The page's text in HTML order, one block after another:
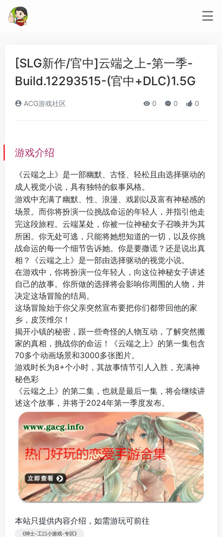
[SLG新作/官中]云端之上-第一季-
Build.12293515-(官中+DLC)1.5G
ACG游戏社区 0 0 0
游戏介绍
《云端之上》是一部幽默、古怪、轻松且由选择驱动的
成人视觉小说，具有独特的叙事风格。
游戏中充满了幽默、性、浪漫、戏剧以及富有神秘感的
场景。而你将扮演一位挑战命运的年轻人，并指引他走
完这段旅程。 云端某处，你被一位神秘女子召唤并为其
所困。你无处可逃，只能将她想知道的一切，以及你挑
战命运的每一个细节告诉她。你是要撒谎？还是说出真
相？《云端之上》是一部由选择驱动的视觉小说。
在游戏中，你将扮演一位年轻人，向这位神秘女子讲述
自己的故事。你所做的选择将会影响你周围的人物，并
决定这场冒险的结局。
这场冒险始于你父亲突然宣布要把你们都带回他的家
乡，皮茨维尔！
揭开小镇的秘密，跟一些奇怪的人物互动，了解突然搬
家的真相，挑战你的命运！《云端之上》的第一集包含
70多个动画场景和3000多张图片。
游戏时长为8+个小时，其故事情节引人入胜，充满神
秘色彩
《云端之上》的第二集，也就是最后一集，将会继续讲
述这个故事，并将于2024年第一季度发布。
本站只提供内容介绍，如需游玩可前往
《绅士-工口小游戏-专区》